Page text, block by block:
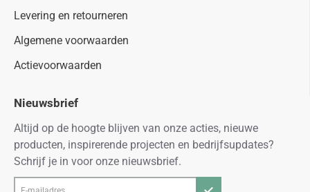
Levering en retourneren
Algemene voorwaarden
Actievoorwaarden
Nieuwsbrief
Altijd op de hoogte blijven van onze acties, nieuwe
producten, inspirerende projecten en bedrijfsupdates?
Schrijf je in voor onze nieuwsbrief.